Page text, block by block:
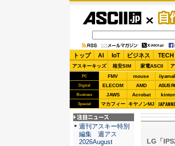
自作
トップ AI IoT ビジネス TECH
アスキーキッズ 格安SIM 家電ASCII
PC FMV mouse
Digital ELECOM AMD ASUS
Business JAWS Acrobat
Special マカフィー キヤノンMJ
LG「
注目ニュース
週刊アスキー特別
編集 週アス
2026August